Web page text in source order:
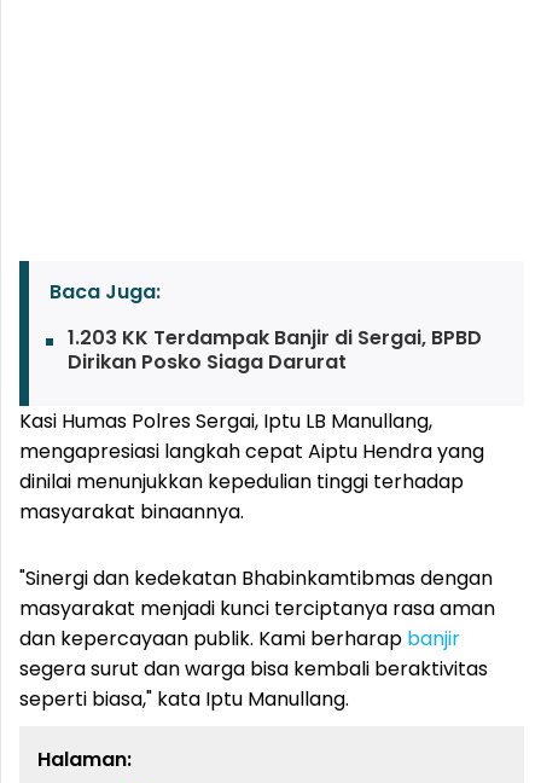
Baca Juga:
1.203 KK Terdampak Banjir di Sergai, BPBD
Dirikan Posko Siaga Darurat
Kasi Humas Polres Sergai, Iptu LB Manullang,
mengapresiasi langkah cepat Aiptu Hendra yang
dinilai menunjukkan kepedulian tinggi terhadap
masyarakat binaannya.
"Sinergi dan kedekatan Bhabinkamtibmas dengan
masyarakat menjadi kunci terciptanya rasa aman
dan kepercayaan publik. Kami berharap banjir
segera surut dan warga bisa kembali beraktivitas
seperti biasa," kata Iptu Manullang.
Halaman: